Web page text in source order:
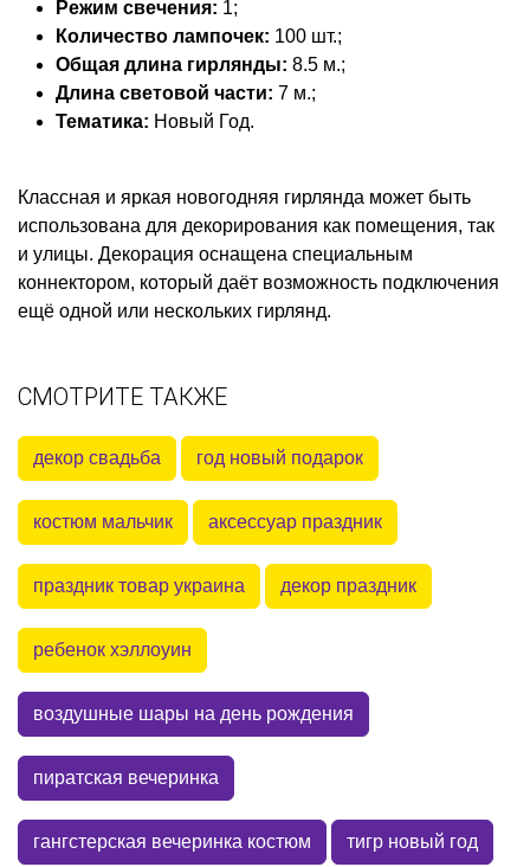
Режим свечения: 1;
Количество лампочек: 100 шт.;
Общая длина гирлянды: 8.5 м.;
Длина световой части: 7 м.;
Тематика: Новый Год.
Классная и яркая новогодняя гирлянда может быть
использована для декорирования как помещения, так
и улицы. Декорация оснащена специальным
коннектором, который даёт возможность подключения
ещё одной или нескольких гирлянд.
СМОТРИТЕ ТАКЖЕ
декор свадьба год новый подарок
костюм мальчик аксессуар праздник
праздник товар украина декор праздник
ребенок хэллоуин
воздушные шары на день рождения
пиратская вечеринка
гангстерская вечеринка костюм тигр новый год